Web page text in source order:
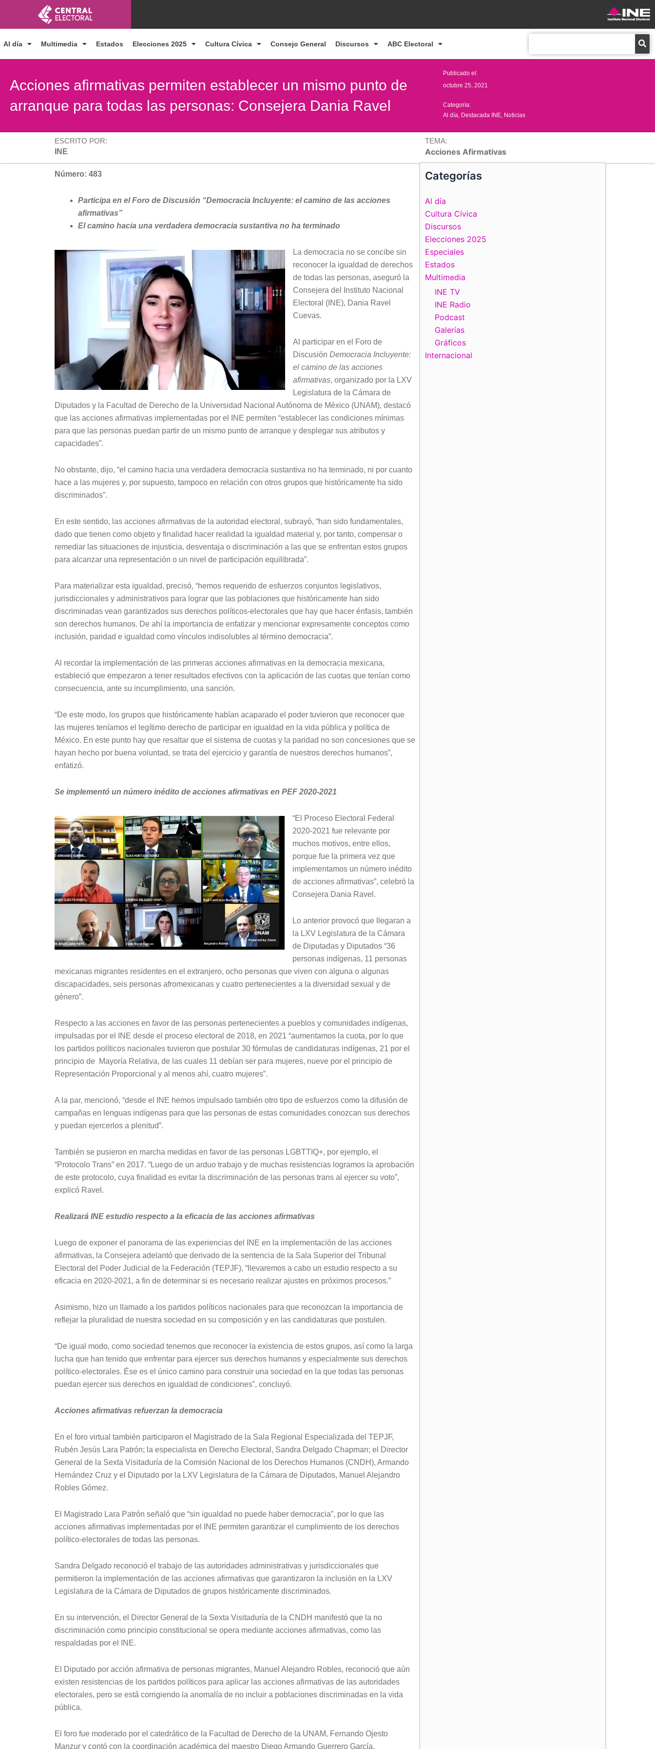
contenido
Al día Multimedia Estados Elecciones 2025 Cultura Cívica Consejo General Discursos ABC Electoral
Acciones afirmativas permiten establecer un mismo punto de
arranque para todas las personas: Consejera Dania Ravel
Publicado el:
octubre 25, 2021
Categoría:
Al día Destacada INE Noticias
ESCRITO POR:
INE
TEMA:
Acciones Afirmativas
Número: 483
Participa en el Foro de Discusión “Democracia Incluyente: el camino de las acciones
afirmativas”
El camino hacia una verdadera democracia sustantiva no ha terminado
La democracia no se concibe sin
reconocer la igualdad de derechos
de todas las personas, aseguró la
Consejera del Instituto Nacional
Electoral (INE), Dania Ravel
Cuevas.
Al participar en el Foro de
Discusión Democracia Incluyente:
el camino de las acciones
afirmativas, organizado por la LXV
Legislatura de la Cámara de
Diputados y la Facultad de Derecho de la Universidad Nacional Autónoma de México (UNAM), destacó
que las acciones afirmativas implementadas por el INE permiten “establecer las condiciones mínimas
para que las personas puedan partir de un mismo punto de arranque y desplegar sus atributos y
capacidades”.
No obstante, dijo, “el camino hacia una verdadera democracia sustantiva no ha terminado, ni por cuanto
hace a las mujeres y, por supuesto, tampoco en relación con otros grupos que históricamente ha sido
discriminados”.
En este sentido, las acciones afirmativas de la autoridad electoral, subrayó, “han sido fundamentales,
dado que tienen como objeto y finalidad hacer realidad la igualdad material y, por tanto, compensar o
remediar las situaciones de injusticia, desventaja o discriminación a las que se enfrentan estos grupos
para alcanzar una representación o un nivel de participación equilibrada”.
Para materializar esta igualdad, precisó, “hemos requerido de esfuerzos conjuntos legislativos,
jurisdiccionales y administrativos para lograr que las poblaciones que históricamente han sido
discriminadas vean garantizados sus derechos políticos-electorales que hay que hacer énfasis, también
son derechos humanos. De ahí la importancia de enfatizar y mencionar expresamente conceptos como
inclusión, paridad e igualdad como vínculos indisolubles al término democracia”.
Al recordar la implementación de las primeras acciones afirmativas en la democracia mexicana,
estableció que empezaron a tener resultados efectivos con la aplicación de las cuotas que tenían como
consecuencia, ante su incumplimiento, una sanción.
“De este modo, los grupos que históricamente habían acaparado el poder tuvieron que reconocer que
las mujeres teníamos el legítimo derecho de participar en igualdad en la vida pública y política de
México. En este punto hay que resaltar que el sistema de cuotas y la paridad no son concesiones que se
hayan hecho por buena voluntad, se trata del ejercicio y garantía de nuestros derechos humanos”,
enfatizó.
Se implementó un número inédito de acciones afirmativas en PEF 2020-2021
“El Proceso Electoral Federal
2020-2021 fue relevante por
muchos motivos, entre ellos,
porque fue la primera vez que
implementamos un número inédito
de acciones afirmativas”, celebró la
Consejera Dania Ravel.
Lo anterior provocó que llegaran a
la LXV Legislatura de la Cámara
de Diputadas y Diputados “36
personas indígenas, 11 personas
mexicanas migrantes residentes en el extranjero, ocho personas que viven con alguna o algunas
discapacidades, seis personas afromexicanas y cuatro pertenecientes a la diversidad sexual y de
género”.
Respecto a las acciones en favor de las personas pertenecientes a pueblos y comunidades indígenas,
impulsadas por el INE desde el proceso electoral de 2018, en 2021 “aumentamos la cuota, por lo que
los partidos políticos nacionales tuvieron que postular 30 fórmulas de candidaturas indígenas, 21 por el
principio de Mayoría Relativa, de las cuales 11 debían ser para mujeres, nueve por el principio de
Representación Proporcional y al menos ahí, cuatro mujeres”.
A la par, mencionó, “desde el INE hemos impulsado también otro tipo de esfuerzos como la difusión de
campañas en lenguas indígenas para que las personas de estas comunidades conozcan sus derechos
y puedan ejercerlos a plenitud”.
También se pusieron en marcha medidas en favor de las personas LGBTTIQ+, por ejemplo, el
“Protocolo Trans” en 2017. “Luego de un arduo trabajo y de muchas resistencias logramos la aprobación
de este protocolo, cuya finalidad es evitar la discriminación de las personas trans al ejercer su voto”,
explicó Ravel.
Realizará INE estudio respecto a la eficacia de las acciones afirmativas
Luego de exponer el panorama de las experiencias del INE en la implementación de las acciones
afirmativas, la Consejera adelantó que derivado de la sentencia de la Sala Superior del Tribunal
Electoral del Poder Judicial de la Federación (TEPJF), “llevaremos a cabo un estudio respecto a su
eficacia en 2020-2021, a fin de determinar si es necesario realizar ajustes en próximos procesos.”
Asimismo, hizo un llamado a los partidos políticos nacionales para que reconozcan la importancia de
reflejar la pluralidad de nuestra sociedad en su composición y en las candidaturas que postulen.
“De igual modo, como sociedad tenemos que reconocer la existencia de estos grupos, así como la larga
lucha que han tenido que enfrentar para ejercer sus derechos humanos y especialmente sus derechos
político-electorales. Ése es el único camino para construir una sociedad en la que todas las personas
puedan ejercer sus derechos en igualdad de condiciones”, concluyó.
Acciones afirmativas refuerzan la democracia
En el foro virtual también participaron el Magistrado de la Sala Regional Especializada del TEPJF,
Rubén Jesús Lara Patrón; la especialista en Derecho Electoral, Sandra Delgado Chapman; el Director
General de la Sexta Visitaduría de la Comisión Nacional de los Derechos Humanos (CNDH), Armando
Hernández Cruz y el Diputado por la LXV Legislatura de la Cámara de Diputados, Manuel Alejandro
Robles Gómez.
El Magistrado Lara Patrón señaló que “sin igualdad no puede haber democracia”, por lo que las
acciones afirmativas implementadas por el INE permiten garantizar el cumplimiento de los derechos
político-electorales de todas las personas.
Sandra Delgado reconoció el trabajo de las autoridades administrativas y jurisdiccionales que
permitieron la implementación de las acciones afirmativas que garantizaron la inclusión en la LXV
Legislatura de la Cámara de Diputados de grupos históricamente discriminados.
En su intervención, el Director General de la Sexta Visitaduría de la CNDH manifestó que la no
discriminación como principio constitucional se opera mediante acciones afirmativas, como las
respaldadas por el INE.
El Diputado por acción afirmativa de personas migrantes, Manuel Alejandro Robles, reconoció que aún
existen resistencias de los partidos políticos para aplicar las acciones afirmativas de las autoridades
electorales, pero se está corrigiendo la anomalía de no incluir a poblaciones discriminadas en la vida
pública.
El foro fue moderado por el catedrático de la Facultad de Derecho de la UNAM, Fernando Ojesto
Manzur y contó con la coordinación académica del maestro Diego Armando Guerrero García.
Categorías
Al día
Cultura Cívica
Discursos
Elecciones 2025
Especiales
Estados
Multimedia
INE TV
INE Radio
Podcast
Galerías
Gráficos
Internacional